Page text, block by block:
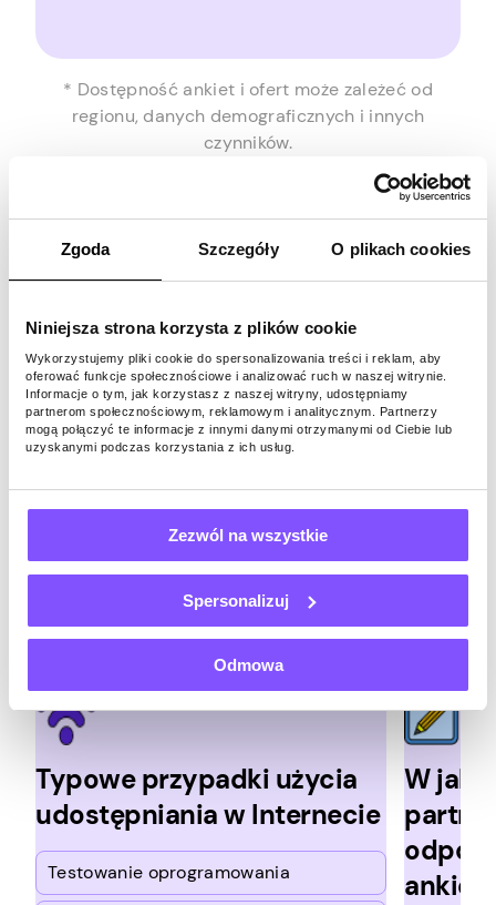
Zgoda Szczegóły O plikach cookies
Niniejsza strona korzysta z plików cookie
Wykorzystujemy pliki cookie do spersonalizowania treści i reklam, aby
oferować funkcje społecznościowe i analizować ruch w naszej witrynie.
Informacje o tym, jak korzystasz z naszej witryny, udostępniamy
partnerom społecznościowym, reklamowym i analitycznym. Partnerzy
mogą połączyć te informacje z innymi danymi otrzymanymi od Ciebie lub
uzyskanymi podczas korzystania z ich usług.
Zezwól na wszystkie
Spersonalizuj
Odmowa
* Dostępność ankiet i ofert może zależeć od
regionu, danych demograficznych i innych
czynników.
Dlaczego warto wybrać
Pawns.app, aby zdobyć
darmowe karty
podarunkowe Steam?
Pawns.app pomaga zdobywać darmowe karty
podarunkowe Steam, wykonując zadania dla
programistom testować i promować swoje dzieła,
odpowiadanie na ankiety daje im bezcenne
informacje zwrotne, a udostępnianie
ograniczeń internetowych.
Typowe przypadki użycia
udostępniania w Internecie
Testowanie oprogramowania
W jaki